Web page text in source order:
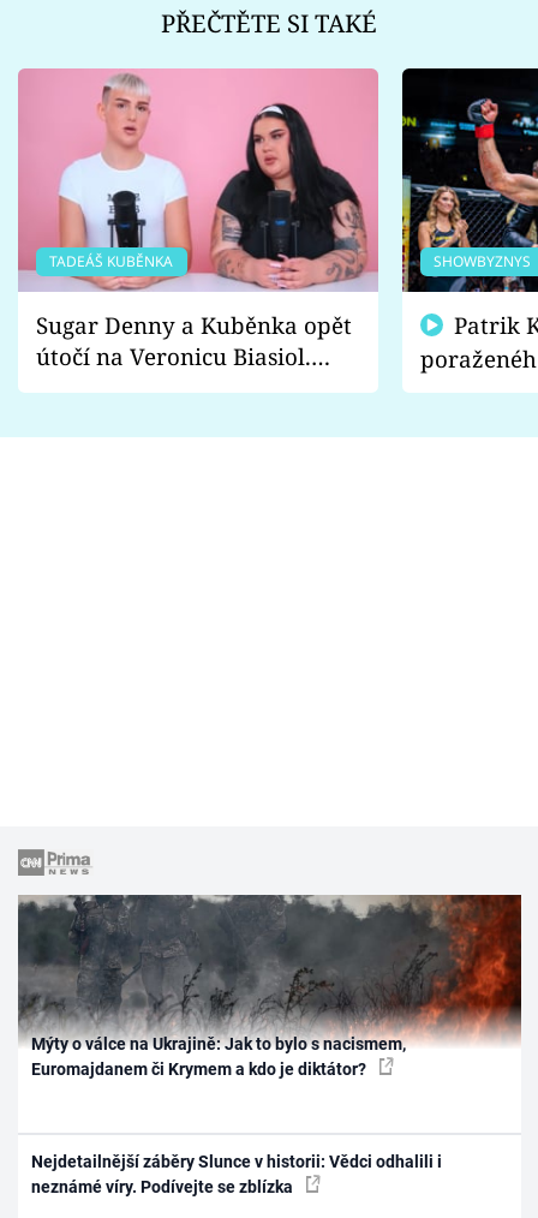
PŘEČTĚTE SI TAKÉ
TADEÁŠ KUBĚNKA
Sugar Denny a Kuběnka opět
útočí na Veronicu Biasiol.
Proč je podle nich falešná a
SHOWBYZNYS
fanoušci
Mýty o válce na Ukrajině: Jak to bylo s nacismem,
Euromajdanem či Krymem a kdo je diktátor?
Nejdetailnější záběry Slunce v historii: Vědci odhalili i
neznámé víry. Podívejte se zblízka